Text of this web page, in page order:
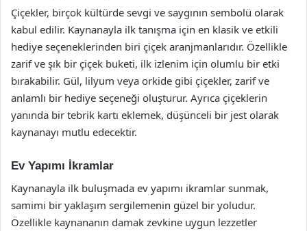
Çiçekler, birçok kültürde sevgi ve saygının sembolü olarak
kabul edilir. Kaynanayla ilk tanışma için en klasik ve etkili
hediye seçeneklerinden biri çiçek aranjmanlarıdır. Özellikle
zarif ve şık bir çiçek buketi, ilk izlenim için olumlu bir etki
bırakabilir. Gül, lilyum veya orkide gibi çiçekler, zarif ve
anlamlı bir hediye seçeneği oluşturur. Ayrıca çiçeklerin
yanında bir tebrik kartı eklemek, düşünceli bir jest olarak
kaynanayı mutlu edecektir.
Ev Yapımı İkramlar
Kaynanayla ilk buluşmada ev yapımı ikramlar sunmak,
samimi bir yaklaşım sergilemenin güzel bir yoludur.
Özellikle kaynananın damak zevkine uygun lezzetler